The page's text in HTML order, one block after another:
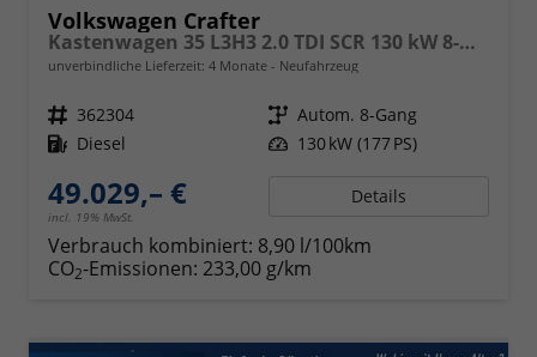
Volkswagen Crafter
Kastenwagen 35 L3H3 2.0 TDI SCR 130 kW 8-Gang Automatik, 4 Motion, Klima, 5 Jahre Garantie, Hochdach i-abwählbar gegen Minderpreis- siehe Zusatzausstattungen
unverbindliche Lieferzeit: 4 Monate Neufahrzeug
Fahrzeugnr. 362304 Getriebe Autom. 8-Gang
Kraftstoff Diesel Leistung 130 kW (177 PS)
49.029,– €
incl. 19% MwSt.
Details
Verbrauch kombiniert: 8,90 l/100km
CO2-Emissionen: 233,00 g/km